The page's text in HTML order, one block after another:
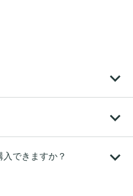
できますか？